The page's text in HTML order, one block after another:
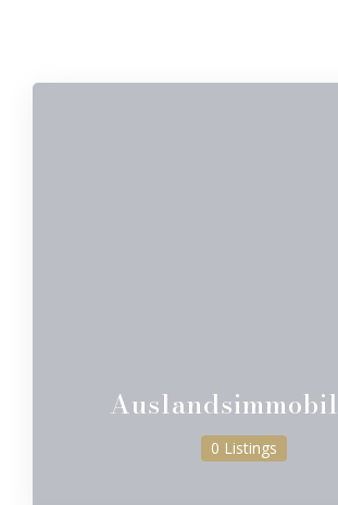
0 Listings